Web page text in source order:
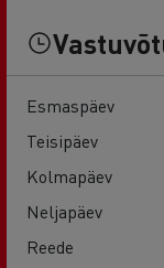
Esmaspäev
Teisipäev
Kolmapäev
Neljapäev
Reede